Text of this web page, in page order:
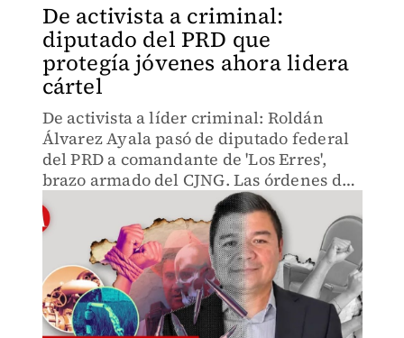
De activista a criminal:
diputado del PRD que
protegía jóvenes ahora lidera
cártel
De activista a líder criminal: Roldán
Álvarez Ayala pasó de diputado federal
del PRD a comandante de 'Los Erres',
brazo armado del CJNG. Las órdenes de
aprehensión desde 2012 nunca frenaron
su ascenso político. La narcopolítica en
Michoacán expuesta.